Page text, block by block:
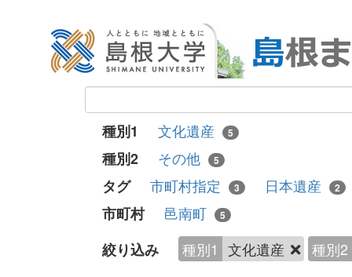
種別1 文化遺産 5
種別2 その他 5
タグ 市町村指定 3 日本遺産 2
市町村 邑南町 5
絞り込み 種別1 文化遺産
種別2